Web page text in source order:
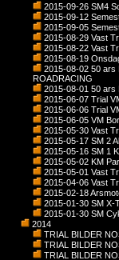
2015-09-26 SM4
2015-09-12
2015-09-05
2015-08-29 Vast
2015-08-22 Vast
2015-08-19
2015-08-02 50 ars
ROADRACING
2015-08-01 50 ars
2015-06-07 Trial
2015-06-06 Trial
2015-06-05 VM
2015-05-30 Vast
2015-05-17 SM 2
2015-05-16 SM 1
2015-05-02 KM
2015-05-01 Vast
2015-04-06 Vast
2015-02-18
2015-01-30 SM X-
2015-01-30 SM
2014
TRIAL BILDER
TRIAL BILDER
TRIAL BILDER